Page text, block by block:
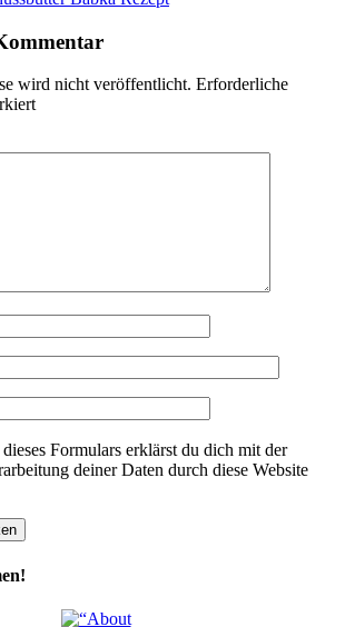
wird nicht veröffentlicht. Erforderliche
Formulars erklärst du dich mit der
deiner Daten durch diese Website